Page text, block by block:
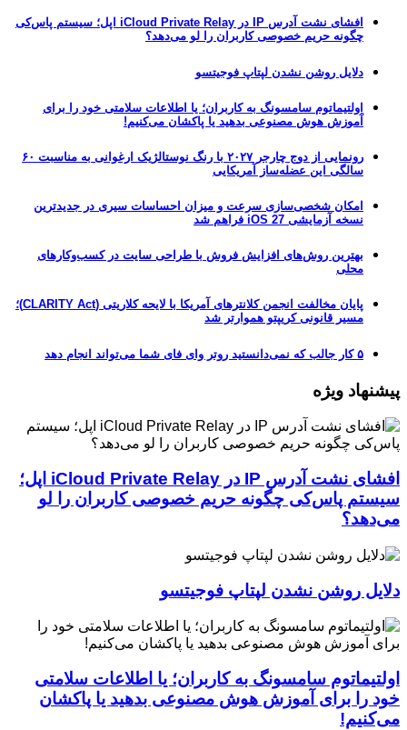
افشای نشت آدرس IP در iCloud Private Relay اپل؛ سیستم پاس‌کی
چگونه حریم خصوصی کاربران را لو می‌دهد؟
دلایل روشن نشدن لپتاپ فوجیتسو
اولتیماتوم سامسونگ به کاربران؛ یا اطلاعات سلامتی خود را برای
آموزش هوش مصنوعی بدهید یا پاکشان می‌کنیم!
رونمایی از دوج چارجر ۲۰۲۷ با رنگ نوستالژیک ارغوانی به مناسبت ۶۰
سالگی این عضله‌ساز آمریکایی
امکان شخصی‌سازی سرعت و میزان احساسات سیری در جدیدترین
نسخه آزمایشی iOS 27 فراهم شد
بهترین روش‌های افزایش فروش با طراحی سایت در کسب‌وکارهای
محلی
پایان مخالفت انجمن کلانترهای آمریکا با لایحه کلاریتی (CLARITY Act)؛
مسیر قانونی کریپتو هموارتر شد
۵ کار جالب که نمی‌دانستید روتر وای فای شما می‌تواند انجام دهد
پیشنهاد ویژه
افشای نشت آدرس IP در iCloud Private Relay اپل؛
سیستم پاس‌کی چگونه حریم خصوصی کاربران را لو
می‌دهد؟
دلایل روشن نشدن لپتاپ فوجیتسو
اولتیماتوم سامسونگ به کاربران؛ یا اطلاعات سلامتی
خود را برای آموزش هوش مصنوعی بدهید یا پاکشان
می‌کنیم!